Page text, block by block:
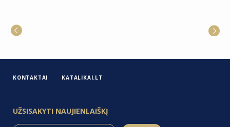
KONTAKTAI KATALIKAI.LT
UŽSISAKYTI NAUJIENLAIŠKĮ